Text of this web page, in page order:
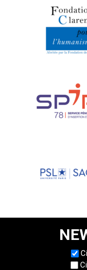
Choisissez une